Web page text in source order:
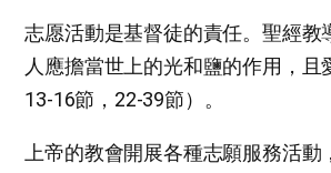
志愿活動是基督徒的責任。聖經教
人應擔當世上的光和鹽的作用，且
13-16節，22-39節）。
上帝的教會開展各種志願服務活